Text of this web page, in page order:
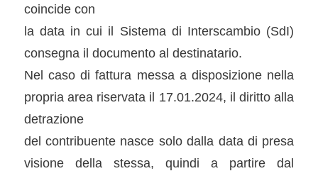
coincide con
la data in cui il Sistema di Interscambio (SdI)
consegna il documento al destinatario.
Nel caso di fattura messa a disposizione nella
propria area riservata il 17.01.2024, il diritto alla
detrazione
del contribuente nasce solo dalla data di presa
visione della stessa, quindi a partire dal